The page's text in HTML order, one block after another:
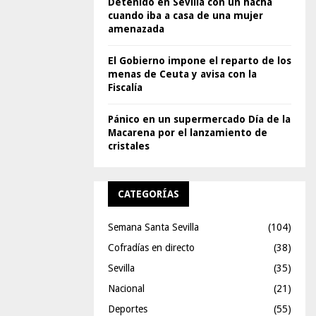
cuando iba a casa de una mujer
amenazada
El Gobierno impone el reparto de los
menas de Ceuta y avisa con la
Fiscalía
Pánico en un supermercado Día de la
Macarena por el lanzamiento de
cristales
CATEGORÍAS
Semana Santa Sevilla
(104)
Cofradías en directo
(38)
Sevilla
(35)
Nacional
(21)
Deportes
(55)